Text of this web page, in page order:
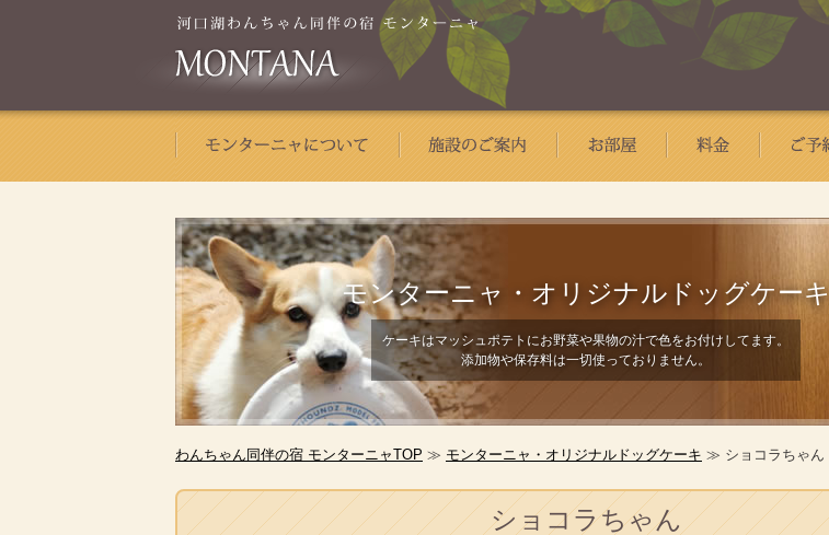
モンターニャ・ オリジナルドッグケーキ
ケーキはマッシュポテトにお野菜や果物の汁で色をお付けしてます。
添加物や保存料は一切使っておりません。
わんちゃん同伴の宿 モンターニャTOP ≫ モンターニャ・オリジナルドッグケーキ ≫ ショコラちゃん
ショコラちゃん